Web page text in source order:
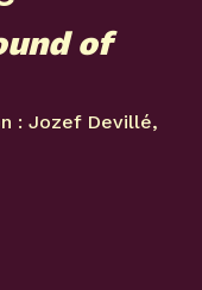
of
: Jozef Devillé,